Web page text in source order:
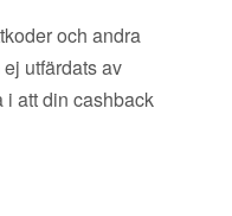
och andra
utfärdats av
i att din cashback